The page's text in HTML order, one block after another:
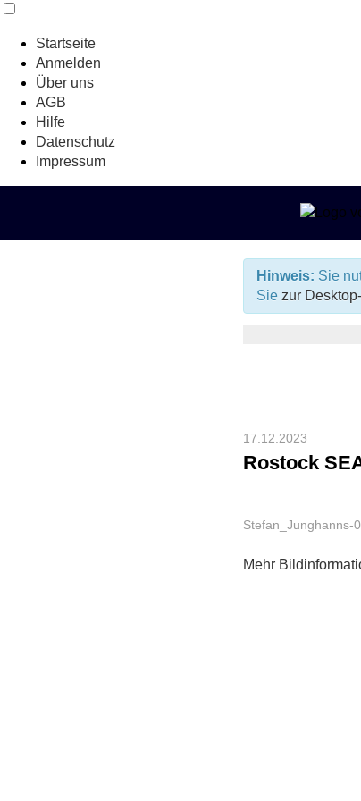
Startseite
Anmelden
Über uns
AGB
Hilfe
Datenschutz
Impressum
Hinweis: Sie
Sie zur
17.12.2023
Rostock
Stefan_Junghanns-
Mehr